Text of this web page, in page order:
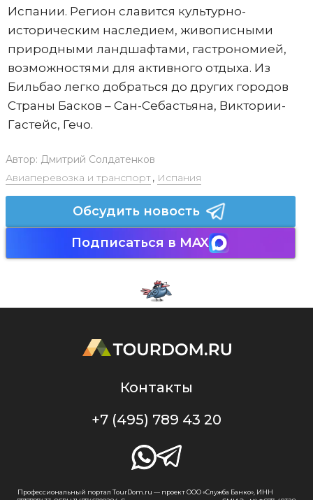
Испании. Регион славится культурно-
историческим наследием, живописными
природными ландшафтами, гастрономией,
возможностями для активного отдыха. Из
Бильбао легко добраться до других городов
Страны Басков – Сан-Себастьяна, Виктории-
Гастейс, Гечо.
Автор: Дмитрий Солдатенков
Авиаперевозка и транспорт, Испания
Обсудить новость
Подписаться в MAX
Контакты
+7 (495) 789 43 20
Профессиональный портал TourDom.ru — проект ООО «Служба Банко», ИНН